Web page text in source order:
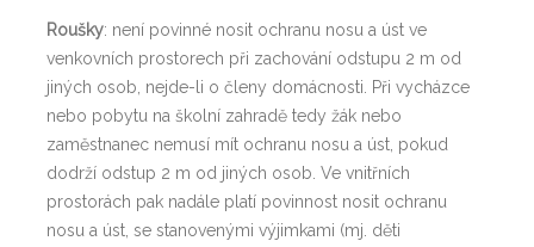
Roušky: není povinné nosit ochranu nosu a úst ve
venkovních prostorech při zachování odstupu 2 m od
jiných osob, nejde-li o členy domácnosti. Při vycházce
nebo pobytu na školní zahradě tedy žák nebo
zaměstnanec nemusí mít ochranu nosu a úst, pokud
dodrží odstup 2 m od jiných osob. Ve vnitřních
prostorách pak nadále platí povinnost nosit ochranu
nosu a úst, se stanovenými výjimkami (mj. děti